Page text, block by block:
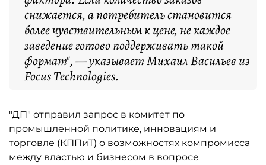
снижается, а потребитель становится
более чувствительным к цене, не каждое
заведение готово поддерживать такой
формат", — указывает Михаил Васильев из
Focus Technologies.
"ДП" отправил запрос в комитет по
промышленной политике, инновациям и
торговле (КППиТ) о возможностях компромисса
между властью и бизнесом в вопросе